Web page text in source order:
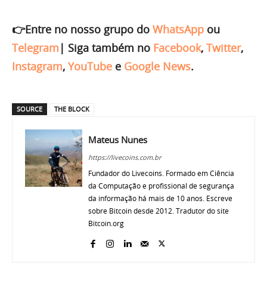
👉Entre no nosso grupo do WhatsApp ou
Telegram | Siga também no Facebook, Twitter,
Instagram, YouTube e Google News.
SOURCE THE BLOCK
Mateus Nunes
https://livecoins.com.br
Fundador do Livecoins. Formado em Ciência
da Computação e profissional de segurança
da informação há mais de 10 anos. Escreve
sobre Bitcoin desde 2012. Tradutor do site
Bitcoin.org